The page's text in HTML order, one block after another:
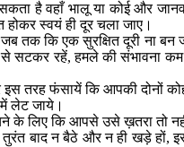
है वहाँ भालू या कोई और
स्वयं ही दूर चला जाए।
तक कि एक सुरक्षित दूरी ना बन
रहें, हमले की संभावना कम
तरह फंसायें कि आपकी दोनों
लेट जाये।
के लिए कि आपसे उसे ख़तरा तो
तुरंत बाद न बैठे और न ही खड़े